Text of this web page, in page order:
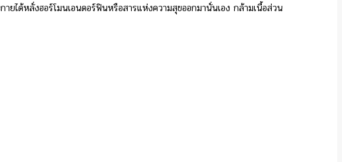
ยได้หลั่งฮอร์โมนเอนดอร์ฟินหรือสารแห่งความสุขออกมานั่นเอง กล้ามเนื้อส่วน